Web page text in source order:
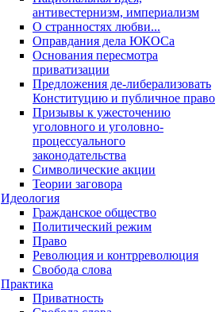
антивестернизм, империализм
О странностях любви...
Оправдания дела ЮКОСа
Основания пересмотра
приватизации
Предложения де-либерализовать
Конституцию и публичное право
Призывы к ужесточению
уголовного и уголовно-
процессуального
законодательства
Символические акции
Теории заговора
Идеология
Гражданское общество
Политический режим
Право
Революция и контрреволюция
Свобода слова
Практика
Приватность